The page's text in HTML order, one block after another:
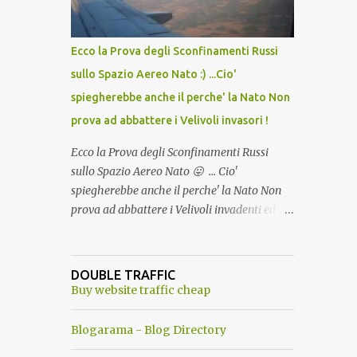
del Capo, era "spettacolare Ghiacciato, ma
andava bene anche, a Temperatura
Ambiente"! Riproponiamo l'articolo per NON
Ecco la Prova degli Sconfinamenti Russi
sullo Spazio Aereo Nato :) ...Cio'
spiegherebbe anche il perche' la Nato Non
prova ad abbattere i Velivoli invasori !
Ecco la Prova degli Sconfinamenti Russi
sullo Spazio Aereo Nato 😛 ... Cio'
spiegherebbe anche il perche' la Nato Non
prova ad abbattere i Velivoli invadenti ed
alcuna notizia di un'invasione dello spazio
aereo NATO da parte di un robot chiamato
ancora una fantasia Nato o forse una "False
DOUBLE TRAFFIC
Buy website traffic cheap
Blogarama - Blog Directory